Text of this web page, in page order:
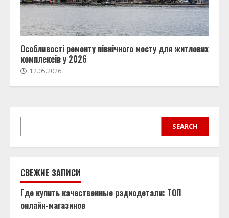
Особливості ремонту північного мосту для житлових
комплексів у 2026
12.05.2026
SEARCH SEARCH
СВЕЖИЕ ЗАПИСИ
Где купить качественные радиодетали: ТОП
онлайн-магазинов